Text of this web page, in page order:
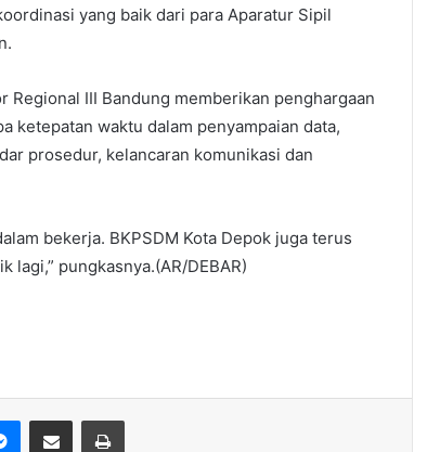
yang baik dari para Aparatur Sipil
Regional III Bandung memberikan penghargaan
ketepatan waktu dalam penyampaian data,
prosedur, kelancaran komunikasi dan
bekerja. BKPSDM Kota Depok juga terus
lagi,” pungkasnya.(AR/DEBAR)